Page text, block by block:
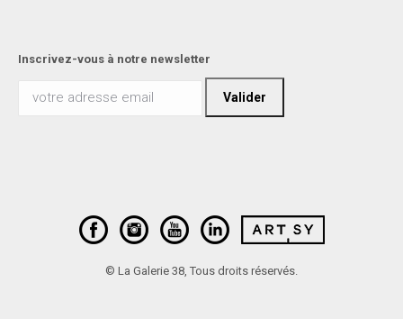
Inscrivez-vous à notre newsletter
© La Galerie 38, Tous droits réservés.